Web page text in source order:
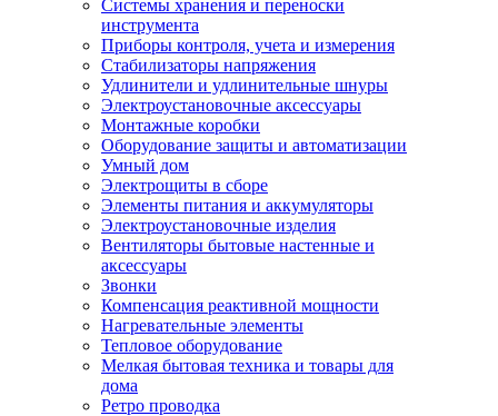
Системы хранения и переноски
инструмента
Приборы контроля, учета и измерения
Стабилизаторы напряжения
Удлинители и удлинительные шнуры
Электроустановочные аксессуары
Монтажные коробки
Оборудование защиты и автоматизации
Умный дом
Электрощиты в сборе
Элементы питания и аккумуляторы
Электроустановочные изделия
Вентиляторы бытовые настенные и
аксессуары
Звонки
Компенсация реактивной мощности
Нагревательные элементы
Тепловое оборудование
Мелкая бытовая техника и товары для
дома
Ретро проводка